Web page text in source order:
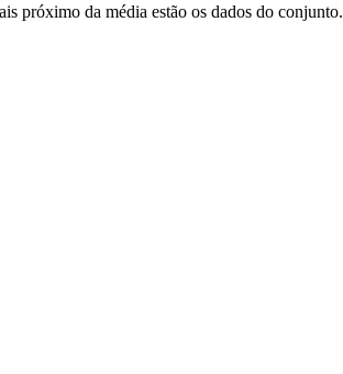
próximo da média estão os dados do conjunto.